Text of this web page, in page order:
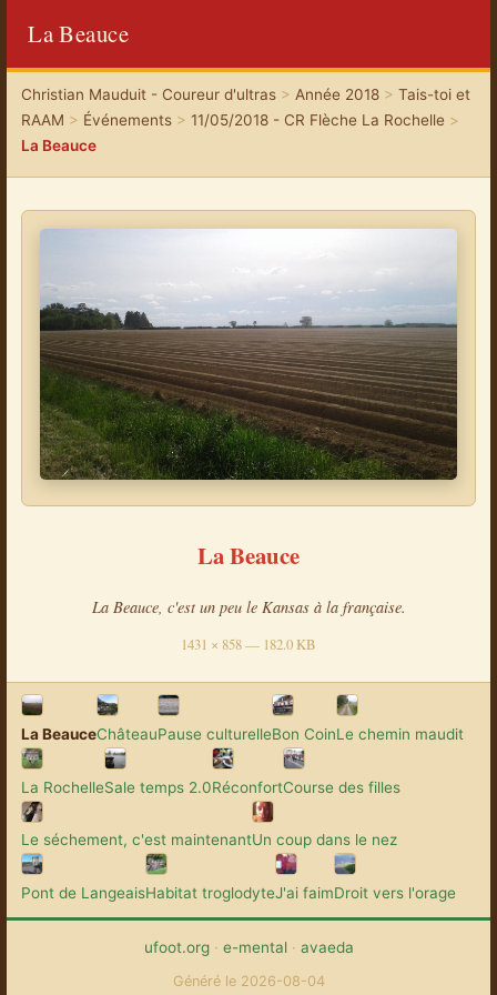
La Beauce
Christian Mauduit - Coureur d'ultras> Année 2018> Tais-toi et
RAAM > Événements> 11/05/2018 - CR Flèche La Rochelle >
La Beauce
La Beauce
La Beauce, c'est un peu le Kansas à la française.
1431 × 858 — 182.0 KB
La BeauceChâteauPause culturelleBon CoinLe chemin maudit
La RochelleSale temps 2.0RéconfortCourse des filles
Le séchement, c'est maintenantUn coup dans le nez
Pont de LangeaisHabitat troglodyteJ'ai faimDroit vers l'orage
ufoot.org· e-mental· avaeda
Généré le 2026-08-04